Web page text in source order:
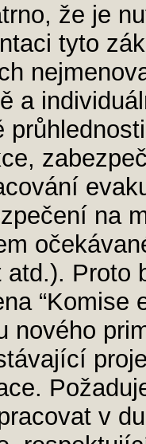
že je
tyto
a
na
atd.). Proto
“Komise
nového
v